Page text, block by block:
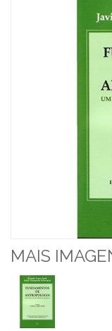
MAIS